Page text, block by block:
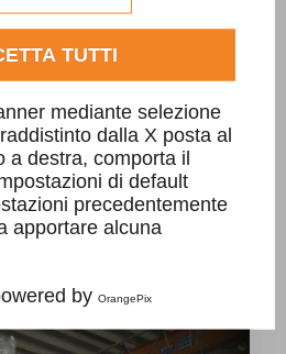
cookie completa.
TUTTI
mediante selezione
dalla X posta al
a destra, comporta il
di default
precedentemente
apportare alcuna
by OrangePix
Serravalle con giochi
d'acqua